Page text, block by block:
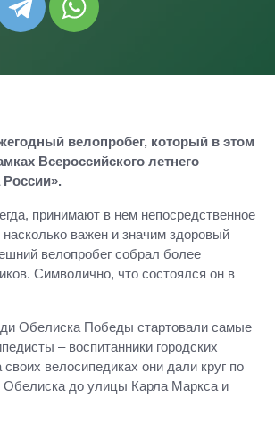
велопробег, который в этом
Всероссийского летнего
принимают в нем непосредственное
важен и значим здоровый
велопробег собрал более
Символично, что состоялся он в
Обелиска Победы стартовали самые
– воспитанники городских
велосипедиках они дали круг по
до улицы Карла Маркса и